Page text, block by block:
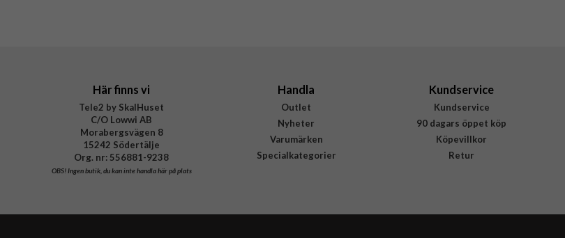
Här finns vi
Tele2 by SkalHuset
C/O Lowwi AB
Morabergsvägen 8
15242 Södertälje
Org. nr: 556881-9238
OBS!Ingen butik, du kan inte handla här på plats
Handla
Outlet
Nyheter
Varumärken
Specialkategorier
Kundservice
Kundservice
90 dagars öppet köp
Köpevillkor
Retur